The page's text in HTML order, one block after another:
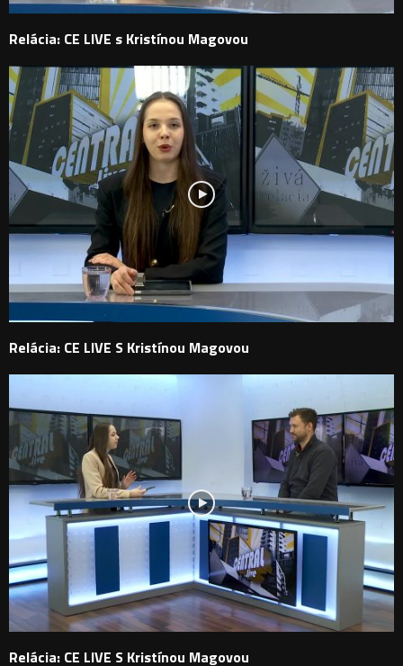
Relácia: CE LIVE s Kristínou Magovou
Relácia: CE LIVE S Kristínou Magovou
Relácia: CE LIVE S Kristínou Magovou